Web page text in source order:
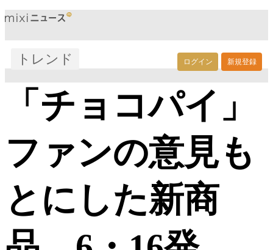
ログイン 新規登録
トレンド
「チョコパイ」
ファンの意見も
とにした新商